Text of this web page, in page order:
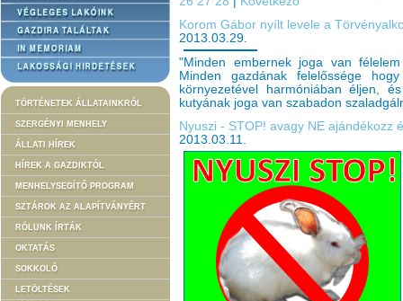
TÖRTÉNETEK ÁLLATAINKRÓL
SZERGÉNYI MENHELY
ÁLLATI HÍREK
HÍREK A GAZDIKTÓL
MENHELYSEGÍTŐ PROGRAM
SZTÁROK AZ ALAPÍTVÁNYÉRT
RÓLUNK ÍRTÁK
OKTATÁS
SOKKOLÓ
LETÖLTÉSEK
Korom Gábor nyílt levele a
2013.03.29.
"Minden embernek joga van
Minden gazdának felelőssége
környezetével harmóniában éljen,
kutyának joga van szabadon
Nyuszi - STOP! avagy NE ajándékozz
2013.03.11.